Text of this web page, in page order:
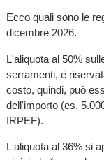
Ecco quali sono le
dicembre 2026.
L'aliquota al 50%
serramenti, è
costo, quindi, può
dell'importo (es.
IRPEF).
L'aliquota al 36% si